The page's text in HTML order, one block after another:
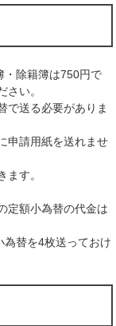
・除籍簿は750円で
さい。
で送る必要がありま
申請用紙を送れませ
ます。
定額小為替の代金は
替を4枚送っておけ